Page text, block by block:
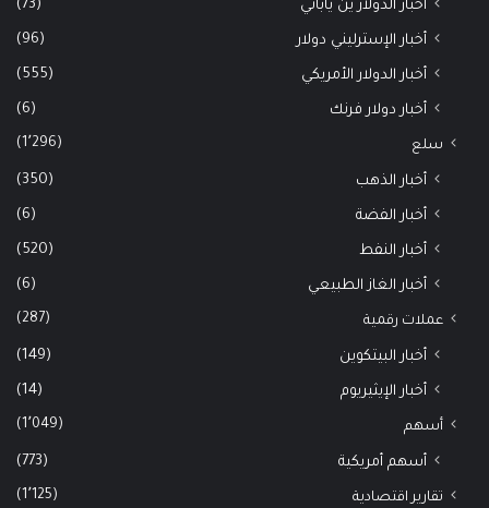
أخبار الدولار ين ياباني (73)
أخبار الإسترليني دولار (96)
أخبار الدولار الأمريكي (555)
أخبار دولار فرنك (6)
سلع (1٬296)
أخبار الذهب (350)
أخبار الفضة (6)
أخبار النفط (520)
أخبار الغاز الطبيعي (6)
عملات رقمية (287)
أخبار البيتكوين (149)
أخبار الإيثيريوم (14)
أسهم (1٬049)
أسهم أمريكية (773)
تقارير اقتصادية (1٬125)